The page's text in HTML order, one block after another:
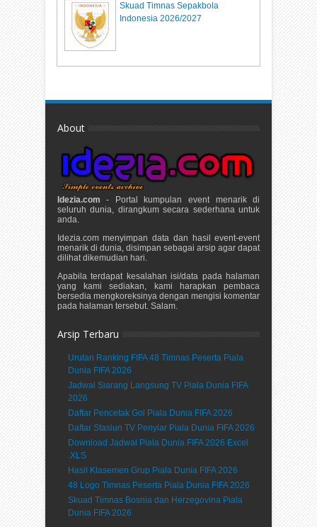
Skuad Timnas Sepakbola
Indonesia 2026/2027
About
Idezia.com - Portal kumpulan event menarik di
seluruh dunia, dirangkum secara sederhana untuk
anda.
Idezia.com menyimpan data dan hasil event-event
menarik di dunia, disimpan sebagai arsip agar dapat
dilihat dikemudian hari.
Apabila terdapat kesalahan isi/data pada halaman
yang kami sediakan, kami harapkan pembaca
bersedia mengkoreksinya dengan mengisi komentar
pada halaman tersebut. Salam.
Arsip Terbaru
Urutan Ranking FIFA 48 Timnas Peserta Piala
Dunia FIFA 2026
Jadwal Siarang Langsung TV Piala Dunia FIFA
2026
Daftar Pencetak Gol Piala Dunia FIFA 2026
Daftar Stasiun TV Penyiar Piala Dunia FIFA 2026
Download Jadwal Piala Dunia FIFA 2026 Excel
.XLS
Hasil Klasemen Grup Piala Dunia FIFA 2026
48 Logo Timnas Peserta Piala Dunia FIFA 2026
Skuad Timnas Bosnia dan Herzegovina Piala
Dunia FIFA 2026